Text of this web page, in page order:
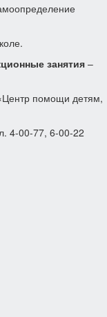
занятия –
помощи детям,
4-00-77, 6-00-22